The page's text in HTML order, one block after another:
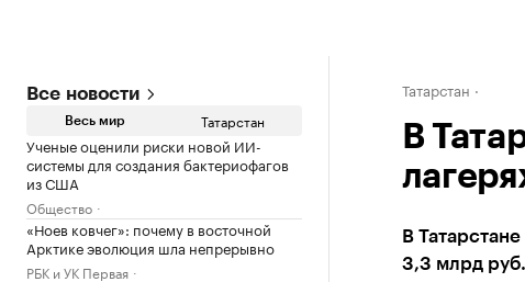
Все новости
Весь мир Татарстан
Ученые оценили риски новой ИИ-
системы для создания бактериофагов
из США
Общество
«Ноев ковчег»: почему в восточной
Арктике эволюция шла непрерывно
РБК и УК Первая
Татарстан
В
В
3,3 млрд